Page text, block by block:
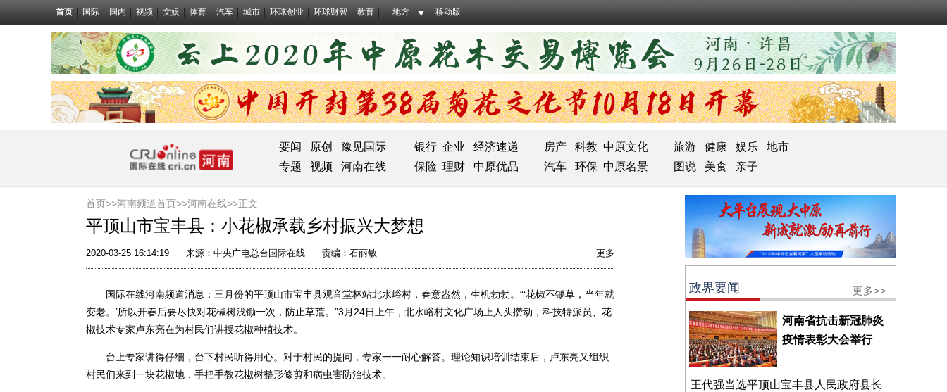
首页 国际 国内 视频 文娱 体育 汽车 城市 环球创业 环球财智 教育 地方 移动版
要闻 原创 豫见国际 银行 企业 经济速递 房产 科教 中原文化 旅游 健康 娱乐
地市
专题
视频 河南在线 保险 理财 中原优品 汽车 环保 中原名景 图说 美食 亲子
首页>>河南频道首页>>河南在线>>正文
平顶山市宝丰县：小花椒承载乡村振兴大梦想
2020-03-25 16:14:19 来源： 中央广电总台国际在线 责编：石丽敏 更多
国际在线河南频道消息：三月份的平顶山市宝丰县观音堂林站北水峪村，春意盎然，生机勃勃。“‘花椒不锄草，当年就
变老。’所以开春后要尽快对花椒树浅锄一次，防止草荒。”3月24日上午，北水峪村文化广场上人头攒动，科技特派员、花
椒技术专家卢东亮在为村民们讲授花椒种植技术。
台上专家讲得仔细，台下村民听得用心。对于村民的提问，专家一一耐心解答。理论知识培训结束后，卢东亮又组织
村民们来到一块花椒地，手把手教花椒树整形修剪和病虫害防治技术。
政界要闻 更多>>
河南省抗击新冠肺炎
疫情表彰大会举行
王代强当选平顶山宝丰县人民政府县长